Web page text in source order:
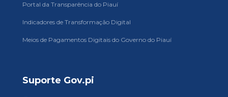
Portal da Transparência do Piauí
Indicadores de Transformação Digital
Meios de Pagamentos Digitais do Governo do Piauí
Suporte Gov.pi